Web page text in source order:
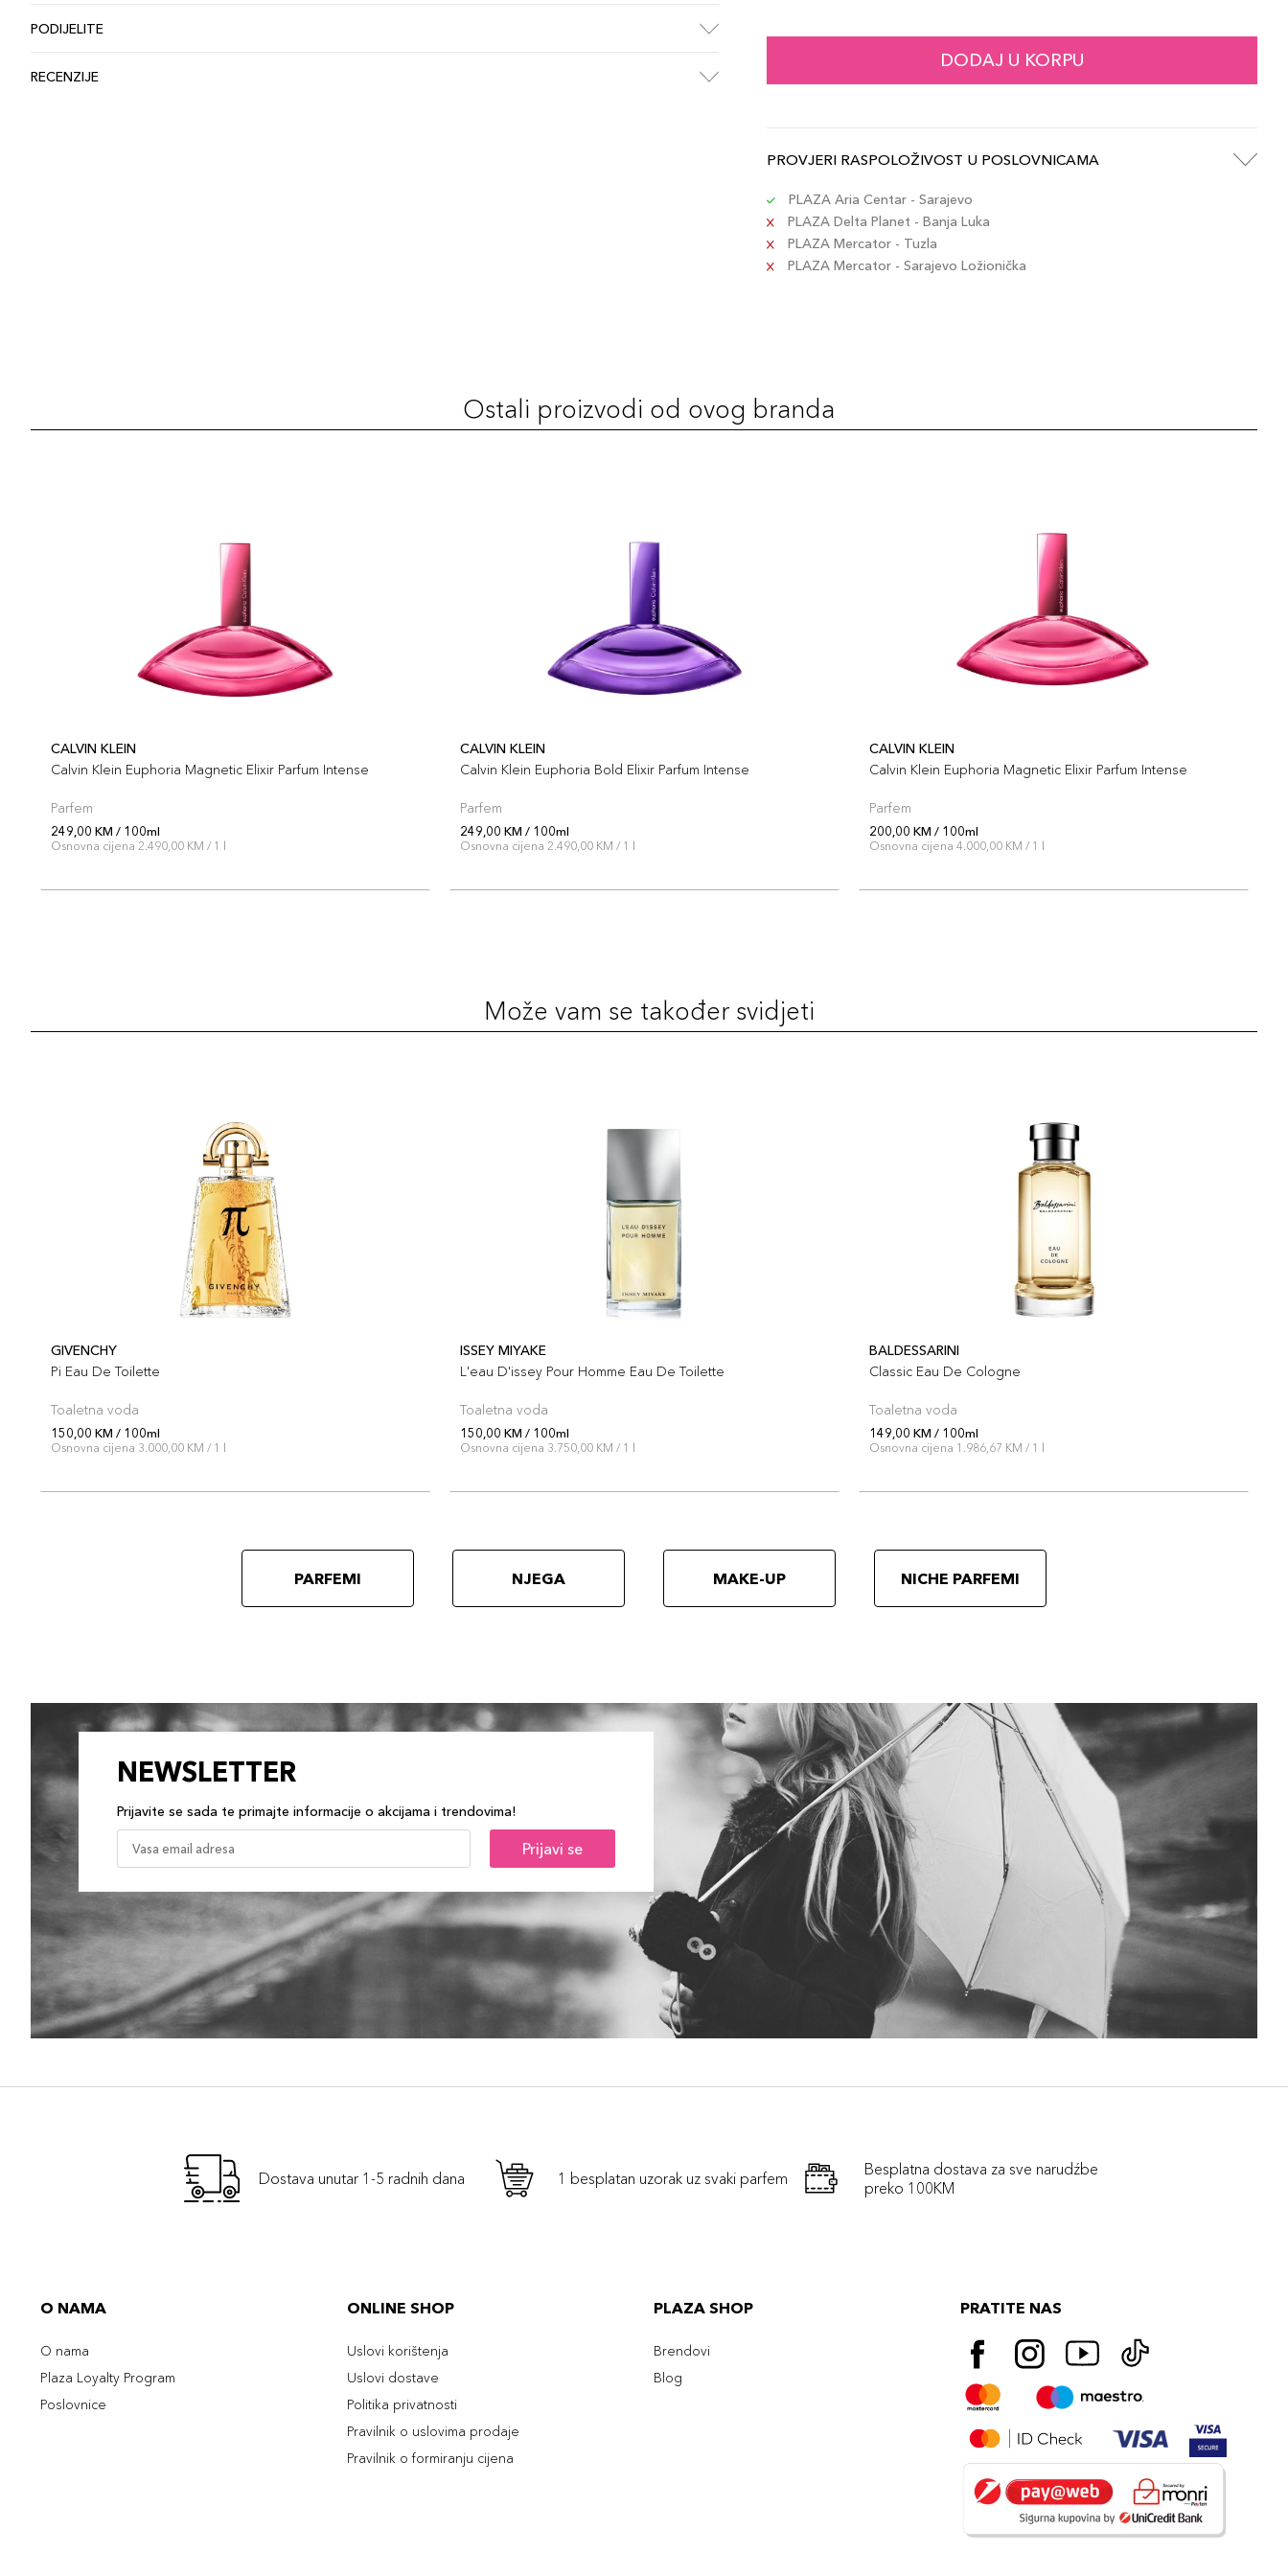
PODIJELITE
RECENZIJE
DODAJ U KORPU
PROVJERI RASPOLOŽIVOST U POSLOVNICAMA
PLAZA Aria Centar - Sarajevo
PLAZA Delta Planet - Banja Luka
PLAZA Mercator - Tuzla
PLAZA Mercator - Sarajevo Ložionička
Ostali proizvodi od ovog branda
CALVIN KLEIN
Calvin Klein Euphoria Magnetic Elixir Parfum Intense
Parfem
249,00 KM / 100ml
Osnovna cijena 2.490,00 KM / 1 l
CALVIN KLEIN
Calvin Klein Euphoria Bold Elixir Parfum Intense
Parfem
249,00 KM / 100ml
Osnovna cijena 2.490,00 KM / 1 l
CALVIN KLEIN
Calvin Klein Euphoria Magnetic Elixir Parfum Intense
Parfem
200,00 KM / 100ml
Osnovna cijena 4.000,00 KM / 1 l
Može vam se također svidjeti
GIVENCHY
Pi Eau De Toilette
Toaletna voda
150,00 KM / 100ml
Osnovna cijena 3.000,00 KM / 1 l
ISSEY MIYAKE
L'eau D'issey Pour Homme Eau De Toilette
Toaletna voda
150,00 KM / 100ml
Osnovna cijena 3.750,00 KM / 1 l
BALDESSARINI
Classic Eau De Cologne
Toaletna voda
149,00 KM / 100ml
Osnovna cijena 1.986,67 KM / 1 l
PARFEMI NJEGA MAKE-UP NICHE PARFEMI
NEWSLETTER
Prijavite se sada te primajte informacije o akcijama i trendovima!
Prijavi se
Dostava unutar 1-5 radnih dana 1 besplatan uzorak uz svaki parfem
Besplatna dostava za sve narudźbe
preko 100KM
O NAMA
O nama
Plaza Loyalty Program
Poslovnice
ONLINE SHOP
Uslovi korištenja
Uslovi dostave
Politika privatnosti
Pravilnik o uslovima prodaje
Pravilnik o formiranju cijena
PLAZA SHOP
Brendovi
Blog
PRATITE NAS